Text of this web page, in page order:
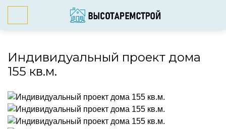
Индивидуальный проект дома
155 кв.м.